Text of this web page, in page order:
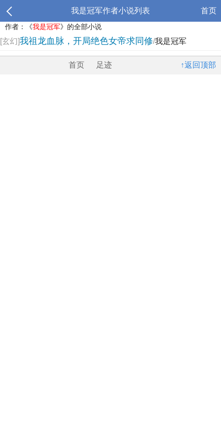
我是冠军作者小说列表 首页
作者：《我是冠军》的全部小说
[玄幻]我祖龙血脉，开局绝色女帝求同修/我是冠军
↑返回顶部
首页 足迹